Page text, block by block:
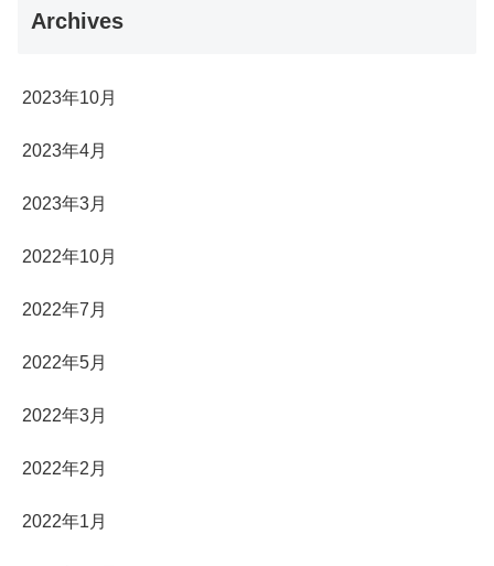
Archives
2023年10月
2023年4月
2023年3月
2022年10月
2022年7月
2022年5月
2022年3月
2022年2月
2022年1月